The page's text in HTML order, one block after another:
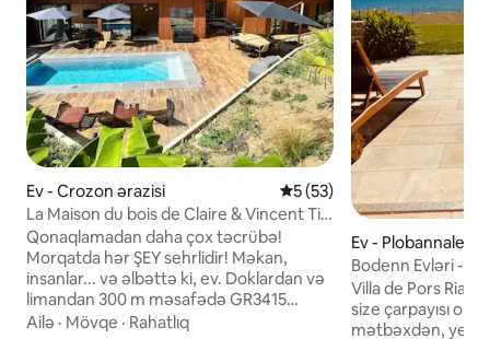
Ev - Crozon ərazisi Ortalama reytinq 5/5, 53 rəy
5 (53)
La Maison du bois de Claire & Vincent Ti
Ar C Hoad
Qonaqlamadan daha çox təcrübə!
Morqatda hər ŞEY sehrlidir! Məkan,
insanlar... və əlbəttə ki, ev. Doklardan və
limandan 300 m məsafədə GR3415
dəqiqəlik məsafədə yerləşir. 7x3
Ailə · Mövqe · Rahatlıq
Ev - Plobannalec-
Bodenn Evləri -
Villa de Pors
size çarpayısı
mətbəxdən,